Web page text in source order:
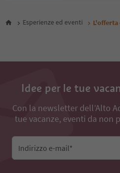
29
33
Esperienze ed eventi
Idee per le tue
Con la newsletter dell’Alto
tue vacanze, eventi da non
Indirizzo e-mail*